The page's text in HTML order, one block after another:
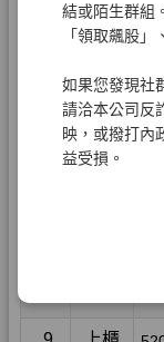
結或陌生群組
「領取飆股」
如果您發現社
請洽本公司反
映，或撥打內
益受損。